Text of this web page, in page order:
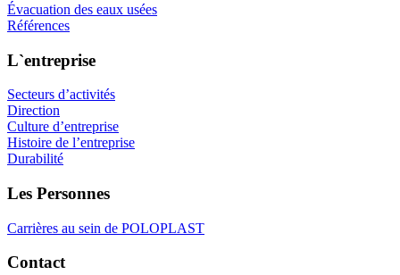
Évacuation des eaux usées
Références
L`entreprise
Secteurs d’activités
Direction
Culture d’entreprise
Histoire de l’entreprise
Durabilité
Les Personnes
Carrières au sein de POLOPLAST
Contact